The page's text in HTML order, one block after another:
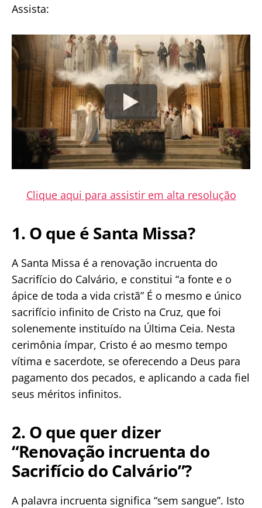
o
k
Assista:
Clique aqui para assistir em alta resolução
1. O que é Santa Missa?
A Santa Missa é a renovação incruenta do
Sacrifício do Calvário, e constitui “a fonte e o
ápice de toda a vida cristã” É o mesmo e único
sacrifício infinito de Cristo na Cruz, que foi
solenemente instituído na Última Ceia. Nesta
cerimônia ímpar, Cristo é ao mesmo tempo
vítima e sacerdote, se oferecendo a Deus para
pagamento dos pecados, e aplicando a cada fiel
seus méritos infinitos.
2. O que quer dizer
“Renovação incruenta do
Sacrifício do Calvário”?
A palavra incruenta significa “sem sangue”. Isto